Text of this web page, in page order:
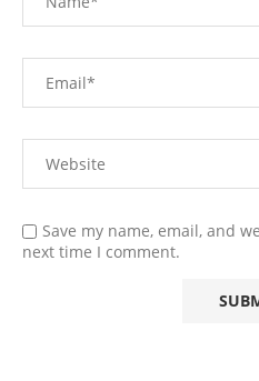
Save my name, email, and
next time I comment.